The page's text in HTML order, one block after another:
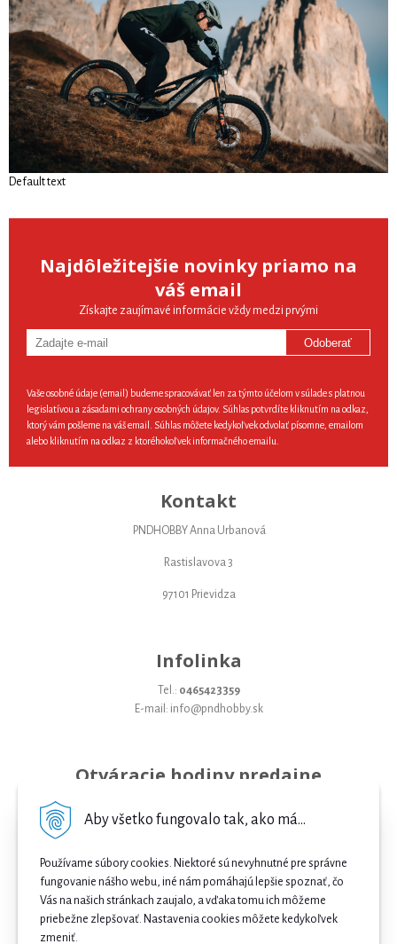
Aby všetko fungovalo tak, ako má...
Používame súbory cookies. Niektoré sú nevyhnutné pre správne
fungovanie nášho webu, iné nám pomáhajú lepšie spoznať, čo
Vás na našich stránkach zaujalo, a vďaka tomu ich môžeme
priebežne zlepšovať. Nastavenia cookies môžete kedykoľvek
zmeniť.
Default text
Najdôležitejšie novinky priamo na
váš email
Získajte zaujímavé informácie vždy medzi prvými
Odoberať
Vaše osobné údaje (email) budeme spracovávať len za týmto účelom v súlade s platnou
legislatívou a zásadami ochrany osobných údajov. Súhlas potvrdíte kliknutím na odkaz,
ktorý vám pošleme na váš email. Súhlas môžete kedykoľvek odvolať písomne, emailom
alebo kliknutím na odkaz z ktoréhokoľvek informačného emailu.
Kontakt
PNDHOBBY Anna Urbanová
Rastislavova 3
97101 Prievidza
Infolinka
Tel.: 0465423359
E-mail: info@pndhobby.sk
Otváracie hodiny predajne
Streda 09-17
Štvrtok 09-17